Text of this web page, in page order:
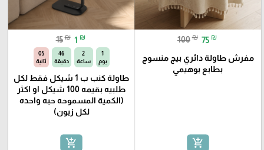
100 ₪ 75 ₪
مفرش طاولة دائري بيج منسوج
بطابع بوهيمي
add_shopping_cart
15 ₪ 1 ₪
1
يوم
2
ساعة
46
دقيقة
04
ثانية
طاولة كنب ب 1 شيكل فقط لكل
طلبيه بقيمه 100 شيكل او اكثر
(الكمية المسموحه حبه واحده
لكل زبون)
add_shopping_cart